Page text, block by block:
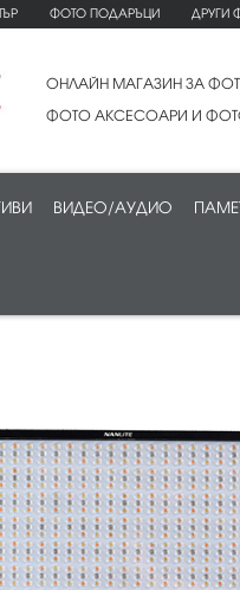
ФОТО ПОДАРЪЦИ ДРУГИ
ОНЛАЙН МАГАЗИН ЗА
ФОТО АКСЕСОАРИ И
ВИДЕО/АУДИО